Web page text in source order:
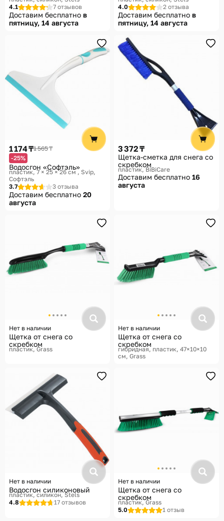
4.1
7 отзывов
Доставим бесплатно в
пятницу, 14 августа
4.0
2 отзыва
Доставим бесплатно в
пятницу, 14 августа
1 174 ₸1 565 ₸
-25%
Водосгон «Софтэль»
пластик, 7 × 25 × 26 см
Svip,
Софтэль
3.7
3 отзыва
Доставим бесплатно 20
августа
3 372 ₸
Щетка-сметка для снега со
скребком
пластик BiBiCare
Доставим бесплатно 16
августа
Нет в наличии
Щетка от снега со
скребком
пластик Grass
Нет в наличии
Щетка от снега со
скребком
гибридная, пластик, 47×10×10
см Grass
Нет в наличии
Водосгон силиконовый
пластик, силикон Stels
4.8
17 отзывов
Нет в наличии
Щетка от снега со
скребком
пластик Grass
5.0
1 отзыв